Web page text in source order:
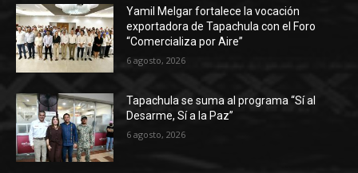
Yamil Melgar fortalece la vocación
exportadora de Tapachula con el Foro
“Comercializa por Aire”
6 agosto, 2026
Tapachula se suma al programa “Sí al
Desarme, Sí a la Paz”
6 agosto, 2026